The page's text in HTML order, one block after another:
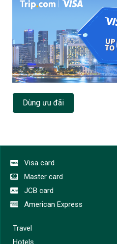
Dùng ưu đãi
Visa card
Master card
JCB card
American Express
Travel
Hotels